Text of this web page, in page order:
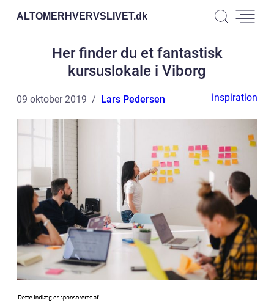
ALTOMERHVERVSLIVET.dk
Her finder du et fantastisk
kursuslokale i Viborg
09 oktober 2019 Lars Pedersen inspiration